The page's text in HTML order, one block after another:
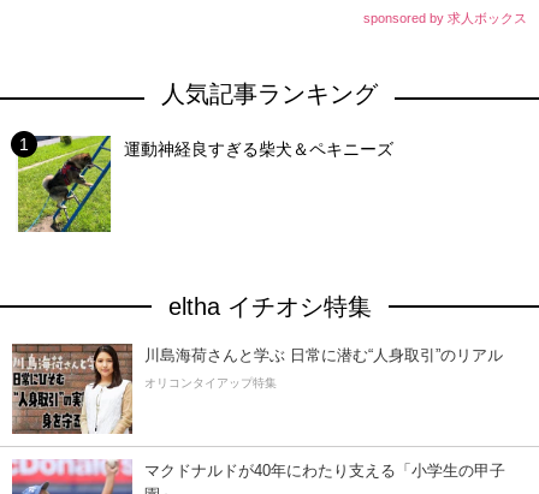
sponsored by 求人ボックス
人気記事ランキング
運動神経良すぎる柴犬＆ペキニーズ
eltha イチオシ特集
川島海荷さんと学ぶ 日常に潜む“人身取引”のリアル
オリコンタイアップ特集
マクドナルドが40年にわたり支える「小学生の甲子